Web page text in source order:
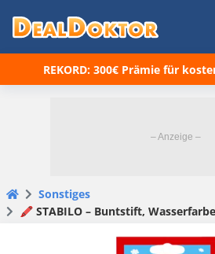
REKORD: 300€ Prämie für
Sonstiges
🖍️ STABILO – Buntstift, Wasserfarbe &